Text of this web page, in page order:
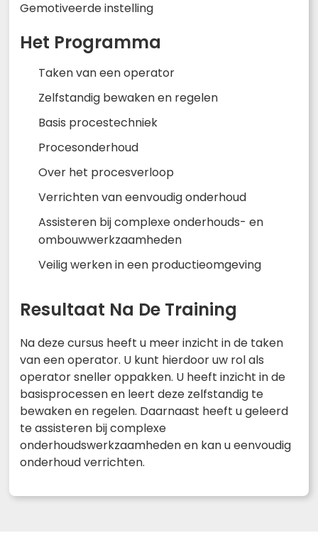
Gemotiveerde instelling
Het Programma
Taken van een operator
Zelfstandig bewaken en regelen
Basis procestechniek
Procesonderhoud
Over het procesverloop
Verrichten van eenvoudig onderhoud
Assisteren bij complexe onderhouds- en
ombouwwerkzaamheden
Veilig werken in een productieomgeving
Resultaat Na De Training
Na deze cursus heeft u meer inzicht in de taken
van een operator. U kunt hierdoor uw rol als
operator sneller oppakken. U heeft inzicht in de
basisprocessen en leert deze zelfstandig te
bewaken en regelen. Daarnaast heeft u geleerd
te assisteren bij complexe
onderhoudswerkzaamheden en kan u eenvoudig
onderhoud verrichten.